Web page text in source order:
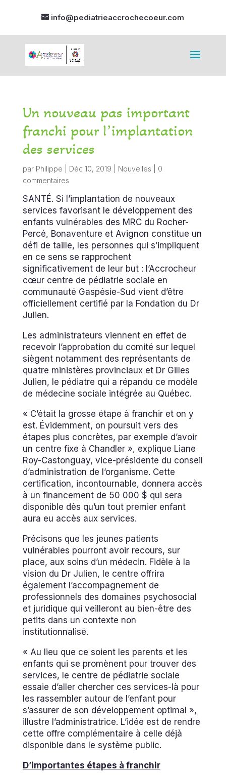
info@pediatrieaccrochecoeur.com
Un nouveau pas important
franchi pour lʼimplantation
des services
par Philippe Déc 10, 2019 Nouvelles
0
commentaires
SANTÉ. Si l’implantation de nouveaux
services favorisant le développement des
enfants vulnérables des MRC du Rocher-
Percé, Bonaventure et Avignon constitue un
défi de taille, les personnes qui s’impliquent
en ce sens se rapprochent
significativement de leur but : l’Accrocheur
cœur centre de pédiatrie sociale en
communauté Gaspésie-Sud vient d’être
officiellement certifié par la Fondation du Dr
Julien.
Les administrateurs viennent en effet de
recevoir l’approbation du comité sur lequel
siègent notamment des représentants de
quatre ministères provinciaux et Dr Gilles
Julien, le pédiatre qui a répandu ce modèle
de médecine sociale intégrée au Québec.
« C’était la grosse étape à franchir et on y
est. Évidemment, on poursuit vers des
étapes plus concrètes, par exemple d’avoir
un centre fixe à Chandler », explique Liane
Roy-Castonguay, vice-présidente du conseil
d’administration de l’organisme. Cette
certification, incontournable, donnera accès
à un financement de 50 000 $ qui sera
disponible dès qu’un tout premier enfant
aura eu accès aux services.
Précisons que les jeunes patients
vulnérables pourront avoir recours, sur
place, aux soins d’un médecin. Fidèle à la
vision du Dr Julien, le centre offrira
également l’accompagnement de
professionnels des domaines psychosocial
et juridique qui veilleront au bien-être des
petits dans un contexte non
institutionnalisé.
« Au lieu que ce soient les parents et les
enfants qui se promènent pour trouver des
services, le centre de pédiatrie sociale
essaie d’aller chercher ces services-là pour
les rassembler autour de l’enfant pour
s’assurer de son développement optimal »,
illustre l’administratrice. L’idée est de rendre
cette offre complémentaire à celle déjà
disponible dans le système public.
D’importantes étapes à franchir